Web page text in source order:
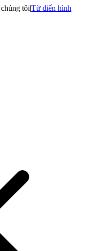
tôi|Từ điển hình